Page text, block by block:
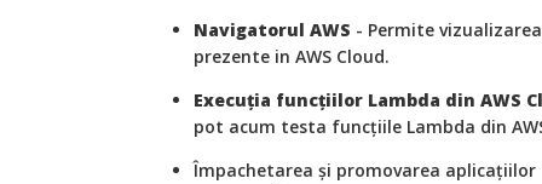
Navigatorul AWS - Permite
prezente in AWS Cloud.
Execuția funcțiilor Lambda din AWS
pot acum testa funcțiile Lambda din
Împachetarea și promovarea aplicațiilor